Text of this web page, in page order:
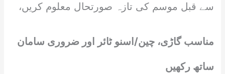
سے قبل موسم کی تازہ صورتحال معلوم کریں،
مناسب گاڑی، چین/اسنو ٹائر اور ضروری سامان
ساتھ رکھیں